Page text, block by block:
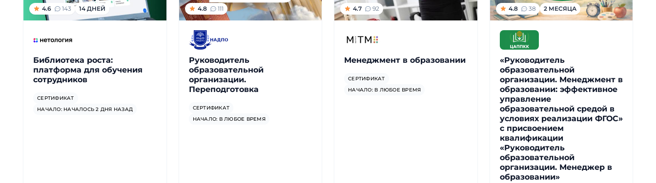
4.6 143 14 ДНЕЙ
Библиотека роста:
платформа для обучения
сотрудников
СЕРТИФИКАТ
НАЧАЛО: НАЧАЛОСЬ 2 ДНЯ НАЗАД
4.8 111
Руководитель
образовательной
организации.
Переподготовка
СЕРТИФИКАТ
НАЧАЛО: В ЛЮБОЕ ВРЕМЯ
4.7 92
Менеджмент в образовании
СЕРТИФИКАТ
НАЧАЛО: В ЛЮБОЕ ВРЕМЯ
4.8 38 2 МЕСЯЦА
«Руководитель
образовательной
организации. Менеджмент в
образовании: эффективное
управление
образовательной средой в
условиях реализации ФГОС»
с присвоением
квалификации
«Руководитель
образовательной
организации. Менеджер в
образовании»